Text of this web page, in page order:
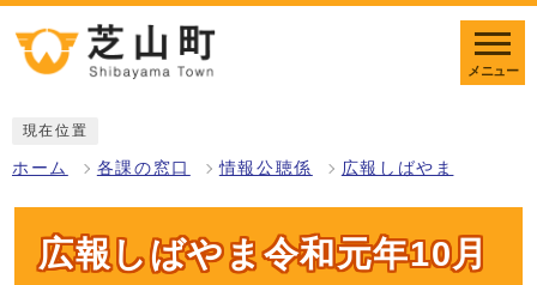
メニュー
現在位置
ホーム 各課の窓口 情報公聴係 広報しばやま
広報しばやま令和元年10月